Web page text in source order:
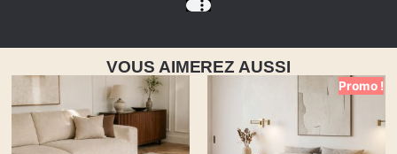
VOUS AIMEREZ AUSSI
Promo !